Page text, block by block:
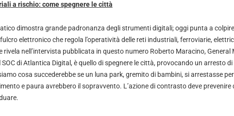
a rischio: come spegnere le città
dimostra grande padronanza degli strumenti digitali; oggi punta a colpire
elettronico che regola l’operatività delle reti industriali, ferroviarie,
rivela nell’intervista pubblicata in questo numero Roberto Maracino, General
SOC di Atlantica Digital, è quello di spegnere le città, provocando un arresto
cosa succederebbe se un luna park, gremito di bambini, si arrestasse
e paura avrebbero il sopravvento. L’azione di contrasto deve